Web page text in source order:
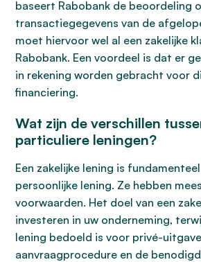
baseert Rabobank de beoordeling
transactiegegevens van de
moet hiervoor wel al een zakelijke
Rabobank. Een voordeel is dat er
in rekening worden gebracht voor
financiering.
Wat zijn de verschillen
particuliere leningen?
Een zakelijke lening is
persoonlijke lening. Ze hebben
voorwaarden. Het doel van een
investeren in uw onderneming,
lening bedoeld is voor privé-
aanvraagprocedure en de